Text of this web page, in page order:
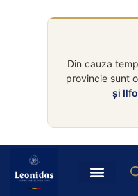
Din cauza
provincie sunt
și